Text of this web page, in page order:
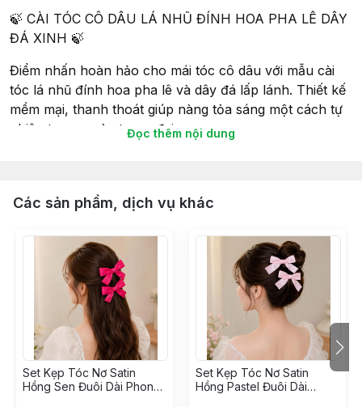
🍃 CÀI TÓC CÔ DÂU LÁ NHŨ ĐÍNH HOA PHA LÊ DÂY
ĐÁ XINH 🍃
Điểm nhấn hoàn hảo cho mái tóc cô dâu với mẫu cài
tóc lá nhũ đính hoa pha lê và dây đá lấp lánh. Thiết kế
mềm mại, thanh thoát giúp nàng tỏa sáng một cách tự
nhiên trong ngày trọng đại.
và nữ tính.
👰 Phù hợp với tóc búi cao, búi thấp, tóc tết hoặc tóc
xoăn thả.
📸 Thích hợp cho lễ cưới, lễ ăn hỏi, chụp ảnh cưới và
các sự kiện đặc biệt.
Mỗi chi tiết đều được đính kết tỉ mỉ, mang đến vẻ đẹp
tinh tế, giúp cô dâu thêm phần nổi bật và cuốn hút
trong từng khoảnh khắc hạnh phúc.
Đọc thêm nội dung
Các sản phẩm, dịch vụ khác
Set Kẹp Tóc Nơ Satin
Hồng Sen Đuôi Dài Phong
Set Kẹp Tóc Nơ Satin
Hồng Pastel Đuôi Dài